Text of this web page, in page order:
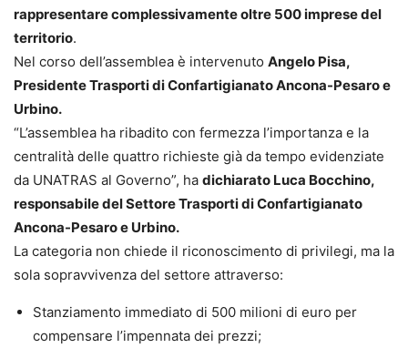
rappresentare complessivamente oltre 500 imprese del
territorio.
Nel corso dell’assemblea è intervenuto Angelo Pisa,
Presidente Trasporti di Confartigianato Ancona-Pesaro e
Urbino.
“L’assemblea ha ribadito con fermezza l’importanza e la
centralità delle quattro richieste già da tempo evidenziate
da UNATRAS al Governo”, ha dichiarato Luca Bocchino,
responsabile del Settore Trasporti di Confartigianato
Ancona-Pesaro e Urbino.
La categoria non chiede il riconoscimento di privilegi, ma la
sola sopravvivenza del settore attraverso:
Stanziamento immediato di 500 milioni di euro per
compensare l’impennata dei prezzi;